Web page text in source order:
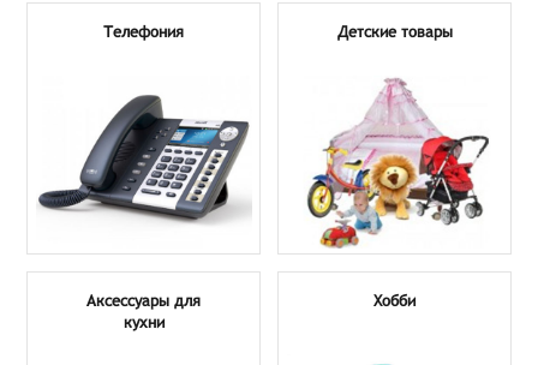
Телефония Детские товары
Аксессуары для
кухни
Хобби